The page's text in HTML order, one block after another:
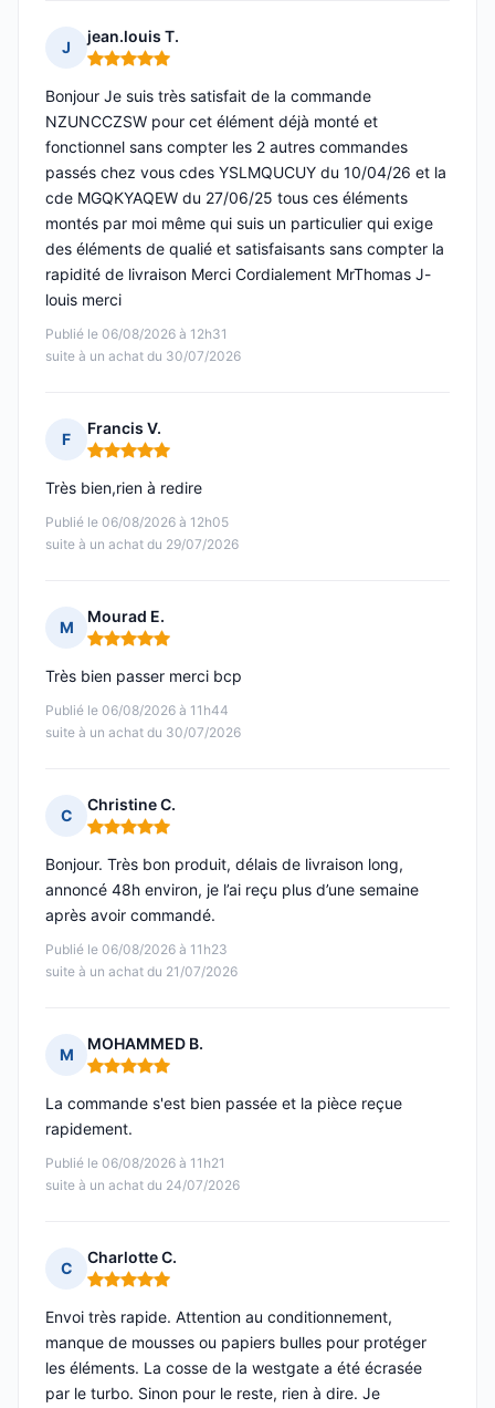
J
jean.louis T.
Note : 5 sur 5
Publié le 06/08/2026 à 12h31
suite à un achat du 30/07/2026
Bonjour Je suis très satisfait de la commande
NZUNCCZSW pour cet élément déjà monté et
fonctionnel sans compter les 2 autres commandes
passés chez vous cdes YSLMQUCUY du 10/04/26 et la
cde MGQKYAQEW du 27/06/25 tous ces éléments
montés par moi même qui suis un particulier qui exige
des éléments de qualié et satisfaisants sans compter la
rapidité de livraison Merci Cordialement MrThomas J-
louis merci
F
Francis V.
Note : 5 sur 5
Publié le 06/08/2026 à 12h05
suite à un achat du 29/07/2026
Très bien,rien à redire
M
Mourad E.
Note : 5 sur 5
Publié le 06/08/2026 à 11h44
suite à un achat du 30/07/2026
Très bien passer merci bcp
C
Christine C.
Note : 5 sur 5
Publié le 06/08/2026 à 11h23
suite à un achat du 21/07/2026
Bonjour. Très bon produit, délais de livraison long,
annoncé 48h environ, je l’ai reçu plus d’une semaine
après avoir commandé.
M
MOHAMMED B.
Note : 5 sur 5
Publié le 06/08/2026 à 11h21
suite à un achat du 24/07/2026
La commande s'est bien passée et la pièce reçue
rapidement.
C
Charlotte C.
Note : 5 sur 5
Envoi très rapide. Attention au conditionnement,
manque de mousses ou papiers bulles pour protéger
les éléments. La cosse de la westgate a été écrasée
par le turbo. Sinon pour le reste, rien à dire. Je